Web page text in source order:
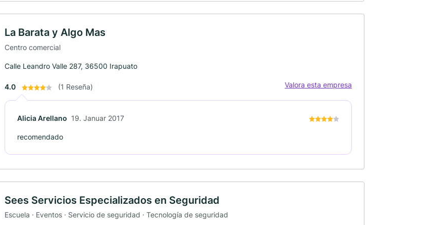
La Barata y Algo Mas
Centro comercial
Calle Leandro Valle 287, 36500 Irapuato
4.0 (1 Reseña) Valora esta empresa
Alicia Arellano 19. Januar 2017
recomendado
Sees Servicios Especializados en Seguridad
Escuela · Eventos · Servicio de seguridad · Tecnología de seguridad